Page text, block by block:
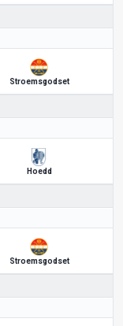
Stroemsgodset
Hoedd
Stroemsgodset